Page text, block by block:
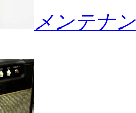
メンテナ